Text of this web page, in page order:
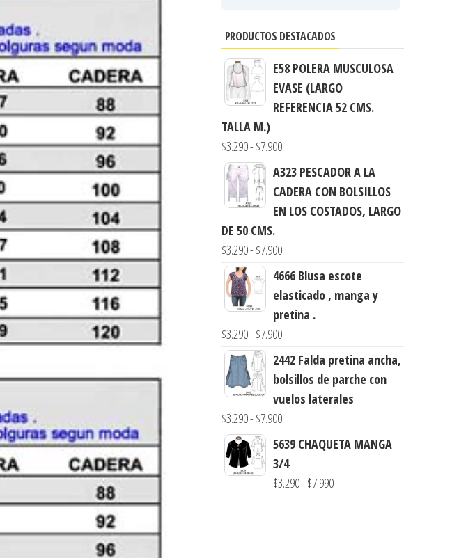
PRODUCTOS DESTACADOS
E58 POLERA MUSCULOSA
EVASE (LARGO
REFERENCIA 52 CMS.
TALLA M.)
$3.290- $7.900Rango
de
precios:
desde
hasta
A323 PESCADOR A LA
CADERA CON BOLSILLOS
EN LOS COSTADOS, LARGO
DE 50 CMS.
$3.290- $7.900Rango
de
precios:
desde
$3.290
$7.900
4666 Blusa escote
elasticado , manga y
pretina .
$3.290- $7.900Rango
de
precios:
desde
$3.290
$7.900
2442 Falda pretina ancha,
bolsillos de parche con
vuelos laterales
$3.290- $7.900Rango
de
precios:
desde
5639 CHAQUETA MANGA
3/4
$3.290- $7.990Rango